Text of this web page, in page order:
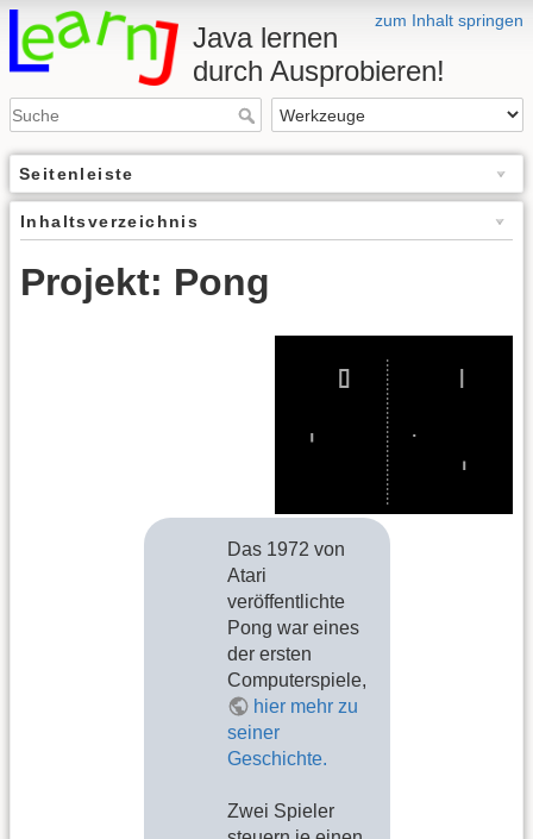
zum Inhalt springen
Java lernen
durch Ausprobieren!
Seitenleiste
Inhaltsverzeichnis
Projekt: Pong
Das 1972 von
Atari
veröffentlichte
Pong war eines
der ersten
Computerspiele,
hier mehr zu
seiner
Geschichte.
Zwei Spieler